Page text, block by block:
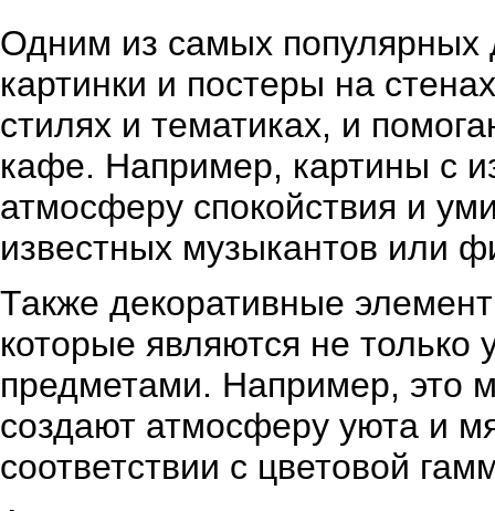
Одним из самых популярных
картинки и постеры на
стилях и тематиках, и
кафе. Например, картины с
атмосферу спокойствия и
известных музыкантов или
Также декоративные
которые являются не
предметами. Например, это
создают атмосферу уюта и
соответствии с цветовой